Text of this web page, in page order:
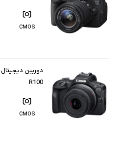
CMOS
R100
CMOS